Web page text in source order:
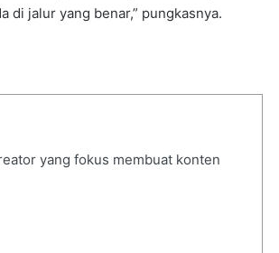
di jalur yang benar,” pungkasnya.
yang fokus membuat konten